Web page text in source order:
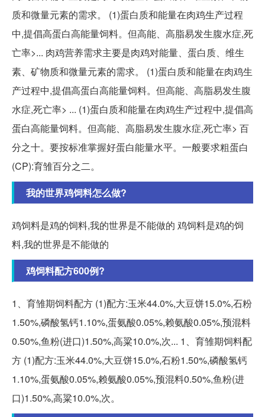
质和微量元素的需求。 (1)蛋白质和能量在肉鸡生产过程
中,提倡高蛋白高能量饲料。但高能、高脂易发生腹水症,死
亡率>... 肉鸡营养需求主要是肉鸡对能量、蛋白质、维生
素、矿物质和微量元素的需求。 (1)蛋白质和能量在肉鸡生
产过程中,提倡高蛋白高能量饲料。但高能、高脂易发生腹
水症,死亡率> ... (1)蛋白质和能量在肉鸡生产过程中,提倡高
蛋白高能量饲料。但高能、高脂易发生腹水症,死亡率> 百
分之十。要按标准掌握好蛋白能量水平。一般要求粗蛋白
(CP):育雏百分之二。
我的世界鸡饲料怎么做?
鸡饲料是鸡的饲料,我的世界是不能做的 鸡饲料是鸡的饲
料,我的世界是不能做的
鸡饲料配方600例?
1、育雏期饲料配方 (1)配方:玉米44.0%,大豆饼15.0%,石粉
1.50%,磷酸氢钙1.10%,蛋氨酸0.05%,赖氨酸0.05%,预混料
0.50%,鱼粉(进口)1.50%,高粱10.0%,次... 1、育雏期饲料配
方 (1)配方:玉米44.0%,大豆饼15.0%,石粉1.50%,磷酸氢钙
1.10%,蛋氨酸0.05%,赖氨酸0.05%,预混料0.50%,鱼粉(进
口)1.50%,高粱10.0%,次。